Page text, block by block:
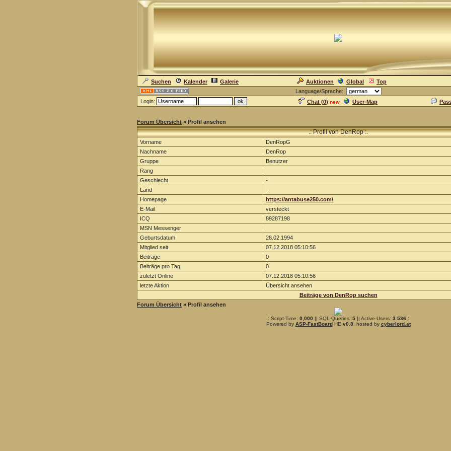
Suchen Kalender Galerie Auktionen Global Top
Language/Sprache:
Login:
Chat (0) new User-Map
Forum Übersicht » Profil ansehen
.: Profil von DenRop :.
Vorname
DenRopG
Nachname
DenRop
Gruppe
Benutzer
Rang
Geschlecht
-
Land
-
Homepage
https://antabuse250.com/
E-Mail
versteckt
ICQ
89287198
MSN Messenger
Geburtsdatum
28.02.1994
Mitglied seit
07.12.2018 05:10:56
Beiträge
0
Beiträge pro Tag
0
zuletzt Online
07.12.2018 05:10:56
letzte Aktion
Übersicht ansehen
Beiträge von DenRop suchen
Forum Übersicht » Profil ansehen
.: Script-Time: 0,000 || SQL-Queries: 5|| Active-Users: 3 536 :.
Powered by ASP-FastBoardHE v0.8, hosted by cyberlord.at